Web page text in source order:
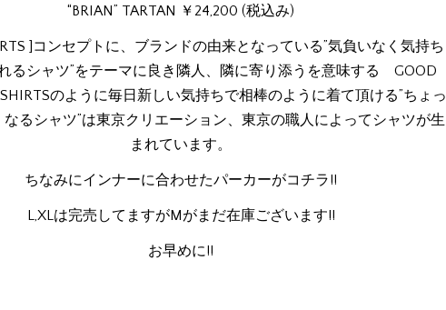
“BRIAN” TARTAN ￥24,200 (税込み)
]コンセプトに、ブランドの由来となっている”気負いなく気持ち
るシャツ”をテーマに良き隣人、隣に寄り添うを意味する GOOD
SHIRTSのように毎日新しい気持ちで相棒のように着て頂ける”ちょっ
なるシャツ”は東京クリエーション、東京の職人によってシャツが生
まれています。
ちなみにインナーに合わせたパーカーがコチラ!!
L,XLは完売してますがMがまだ在庫ございます!!
お早めに!!